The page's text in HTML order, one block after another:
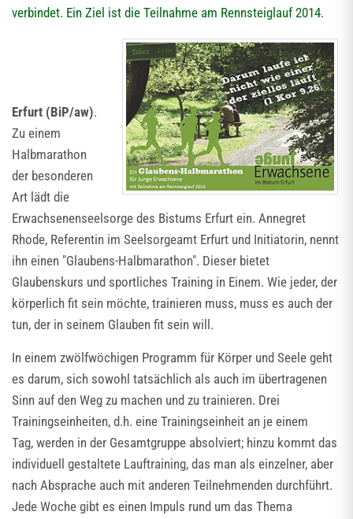
verbindet. Ein Ziel ist die Teilnahme am Rennsteiglauf 2014.
Erfurt (BiP/aw).
Zu einem
Halbmarathon
der besonderen
Art lädt die
Erwachsenenseelsorge des Bistums Erfurt ein. Annegret
Rhode, Referentin im Seelsorgeamt Erfurt und Initiatorin, nennt
ihn einen "Glaubens-Halbmarathon". Dieser bietet
Glaubenskurs und sportliches Training in Einem. Wie jeder, der
körperlich fit sein möchte, trainieren muss, muss es auch der
tun, der in seinem Glauben fit sein will.
In einem zwölfwöchigen Programm für Körper und Seele geht
es darum, sich sowohl tatsächlich als auch im übertragenen
Sinn auf den Weg zu machen und zu trainieren. Drei
Trainingseinheiten, d.h. eine Trainingseinheit an je einem
Tag, werden in der Gesamtgruppe absolviert; hinzu kommt das
individuell gestaltete Lauftraining, das man als einzelner, aber
nach Absprache auch mit anderen Teilnehmenden durchführt.
Jede Woche gibt es einen Impuls rund um das Thema